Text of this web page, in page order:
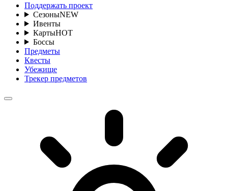
Поддержать проект
СезоныNEW
Ивенты
КартыHOT
Боссы
Предметы
Квесты
Убежище
Трекер предметов